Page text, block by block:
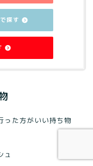
探す
った方がいい持ち物
ュ